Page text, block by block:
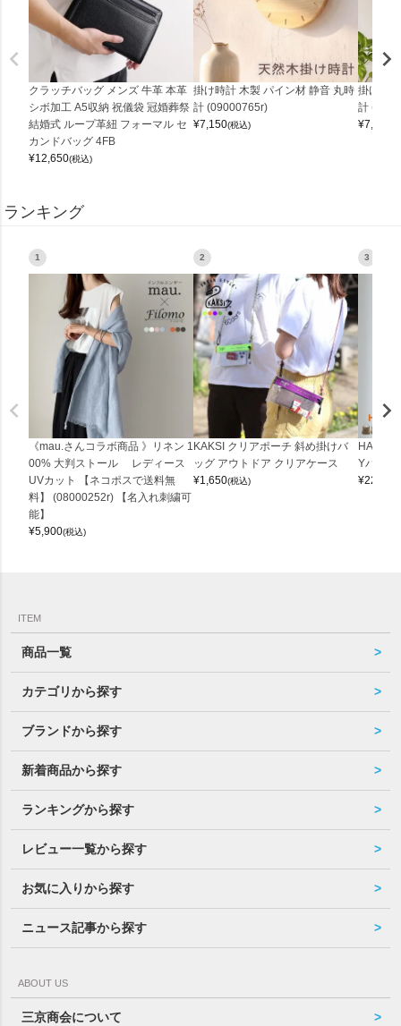
クラッチバッグ メンズ 牛革 本革
シボ加工 A5収納 祝儀袋 冠婚葬祭
結婚式 ループ革紐 フォーマル セ
カンドバッグ 4FB
¥12,650(税込)
掛け時計 木製 パイン材 静音 丸時
計 (09000765r)
¥7,150(税込)
掛け時
計
¥7,150
ランキング
1
《mau.さんコラボ商品 》リネン 1
00% 大判ストール レディース
UVカット 【ネコポスで送料無
料】 (08000252r) 【名入れ刺繍可
能】
¥5,900(税込)
2
KAKSI クリアポーチ 斜め掛けバ
ッグ アウトドア クリアケース
¥1,650(税込)
3
Yバッグ
¥22,000
ITEM
商品一覧
カテゴリから探す
ブランドから探す
新着商品から探す
ランキングから探す
レビュー一覧から探す
お気に入りから探す
ニュース記事から探す
ABOUT US
三京商会について